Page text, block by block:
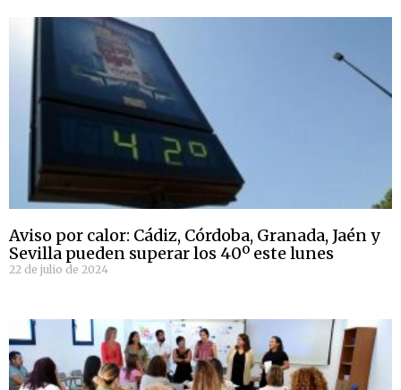
Aviso por calor: Cádiz, Córdoba, Granada, Jaén y
Sevilla pueden superar los 40º este lunes
22 de julio de 2024